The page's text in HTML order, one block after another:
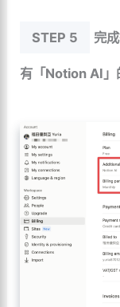
STEP 5 完
有「Notion AI」